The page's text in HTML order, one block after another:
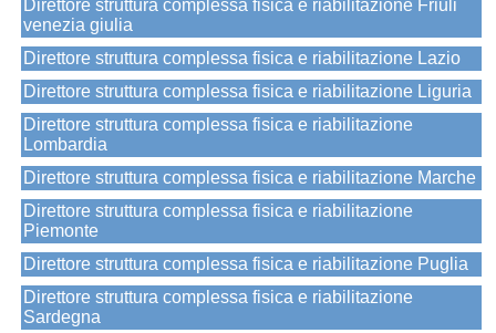
Direttore struttura complessa fisica e riabilitazione Friuli
venezia giulia
Direttore struttura complessa fisica e riabilitazione Lazio
Direttore struttura complessa fisica e riabilitazione Liguria
Direttore struttura complessa fisica e riabilitazione
Lombardia
Direttore struttura complessa fisica e riabilitazione Marche
Direttore struttura complessa fisica e riabilitazione
Piemonte
Direttore struttura complessa fisica e riabilitazione Puglia
Direttore struttura complessa fisica e riabilitazione
Sardegna